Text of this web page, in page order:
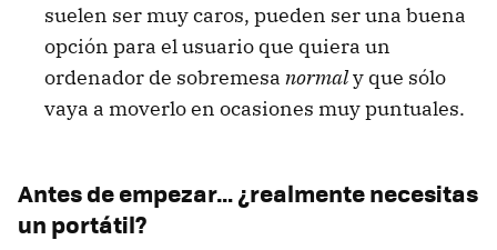
suelen ser muy caros, pueden ser una buena
opción para el usuario que quiera un
ordenador de sobremesa normaly que sólo
vaya a moverlo en ocasiones muy puntuales.
Antes de empezar… ¿realmente necesitas
un portátil?